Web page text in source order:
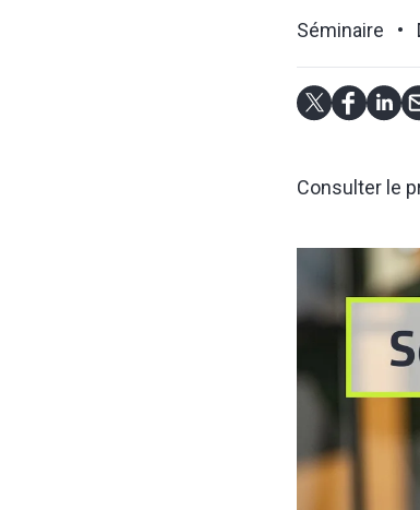
Séminaire
Consulter le